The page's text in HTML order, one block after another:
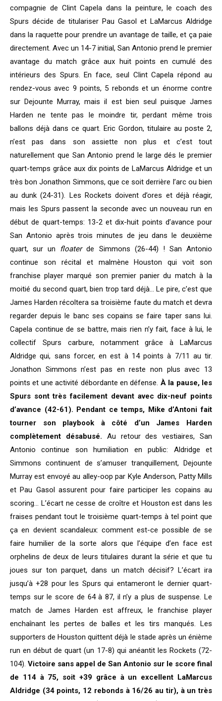
compagnie de Clint Capela dans la peinture, le coach des
Spurs décide de titulariser Pau Gasol et LaMarcus Aldridge
dans la raquette pour prendre un avantage de taille, et ça paie
directement. Avec un 14-7 initial, San Antonio prend le premier
avantage du match grâce aux huit points en cumulé des
intérieurs des Spurs. En face, seul Clint Capela répond au
rendez-vous avec 9 points, 5 rebonds et un énorme contre
sur Dejounte Murray, mais il est bien seul puisque James
Harden ne tente pas le moindre tir, perdant même trois
ballons déjà dans ce quart. Eric Gordon, titulaire au poste 2,
n’est pas dans son assiette non plus et c’est tout
naturellement que San Antonio prend le large dés le premier
quart-temps grâce aux dix points de LaMarcus Aldridge et un
très bon Jonathon Simmons, que ce soit derrière l’arc ou bien
au dunk (24-31). Les Rockets doivent d’ores et déjà réagir,
mais les Spurs passent la seconde avec un nouveau run en
début de quart-temps: 13-2 et dix-huit points d’avance pour
San Antonio après trois minutes de jeu dans le deuxième
quart, sur un floaterde Simmons (26-44) ! San Antonio
continue son récital et malmène Houston qui voit son
franchise player marqué son premier panier du match à la
moitié du second quart, bien trop tard déjà… Le pire, c’est que
James Harden récoltera sa troisième faute du match et devra
regarder depuis le banc ses copains se faire taper sans lui.
Capela continue de se battre, mais rien n’y fait, face à lui, le
collectif Spurs carbure, notamment grâce à LaMarcus
Aldridge qui, sans forcer, en est à 14 points à 7/11 au tir.
Jonathon Simmons n’est pas en reste non plus avec 13
points et une activité débordante en défense. À la pause, les
Spurs sont très facilement devant avec dix-neuf points
d’avance (42-61). Pendant ce temps, Mike d’Antoni fait
tourner son playbook à côté d’un James Harden
complètement désabusé. Au retour des vestiaires, San
Antonio continue son humiliation en public: Aldridge et
Simmons continuent de s’amuser tranquillement, Dejounte
Murray est envoyé au alley-oop par Kyle Anderson, Patty Mills
et Pau Gasol assurent pour faire participer les copains au
scoring… L’écart ne cesse de croître et Houston est dans les
fraises pendant tout le troisième quart-temps à tel point que
ça en devient scandaleux: comment est-ce possible de se
faire humilier de la sorte alors que l’équipe d’en face est
orphelins de deux de leurs titulaires durant la série et que tu
joues sur ton parquet, dans un match décisif? L’écart ira
jusqu’à +28 pour les Spurs qui entameront le dernier quart-
temps sur le score de 64 à 87, il n’y a plus de suspense. Le
match de James Harden est affreux, le franchise player
enchaînant les pertes de balles et les tirs manqués. Les
supporters de Houston quittent déjà le stade après un énième
run en début de quart (un 17-8) qui anéantit les Rockets (72-
104). Victoire sans appel de San Antonio sur le score final
de 114 à 75, soit +39 grâce à un excellent LaMarcus
Aldridge (34 points, 12 rebonds à 16/26 au tir), à un très